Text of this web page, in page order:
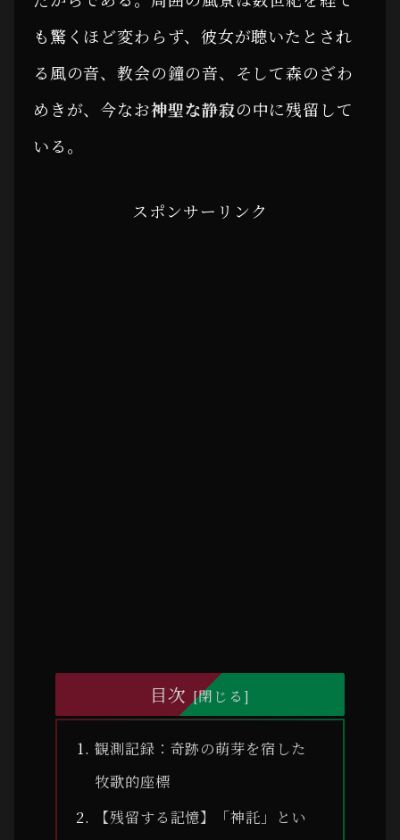
も驚くほど変わらず、彼女が聴いたとされ
る風の音、教会の鐘の音、そして森のざわ
めきが、今なお神聖な静寂の中に残留して
いる。
スポンサーリンク
目次
観測記録：奇跡の萌芽を宿した
牧歌的座標
【残留する記憶】「神託」とい